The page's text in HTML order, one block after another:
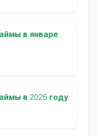
в январе
в 2026 году